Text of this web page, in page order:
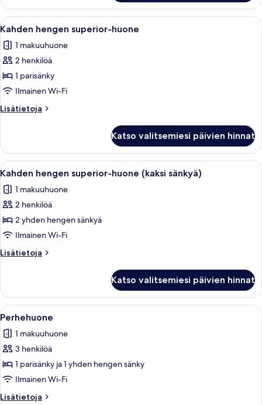
classic-
huone
Avaa
kaikki
huonetyypin
Kahden
hengen
superior-
huone
kuvat
Hotellihuone, jossa on puinen
6
Kahden hengen superior-huone
1 makuuhuone
2 henkilöä
1 parisänky
Ilmainen Wi-Fi
Lisätietoja
Lisätietoja
superior-
huone
Katso valitsemiesi päivien hinnat
Avaa
kaikki
huonetyypin
Kahden
hengen
superior-
huone
(kaksi
kuvat
Hotellihuone, jossa on kaksi
5
Kahden hengen superior-huone (kaksi sänkyä)
1 makuuhuone
2 henkilöä
2 yhden hengen sänkyä
Ilmainen Wi-Fi
Lisätietoja
Lisätietoja
superior-
huone
(kaksi
Katso valitsemiesi päivien hinnat
Avaa
kaikki
huonetyypin
Perhehuone
kuvat
Hotellihuone, jossa on kaksi sänkyä,
6
Perhehuone
1 makuuhuone
3 henkilöä
1 parisänky ja 1 yhden hengen sänky
Ilmainen Wi-Fi
Lisätietoja
Lisätietoja